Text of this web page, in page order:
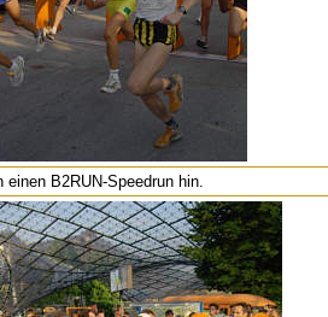
B2RUN-Speedrun hin.